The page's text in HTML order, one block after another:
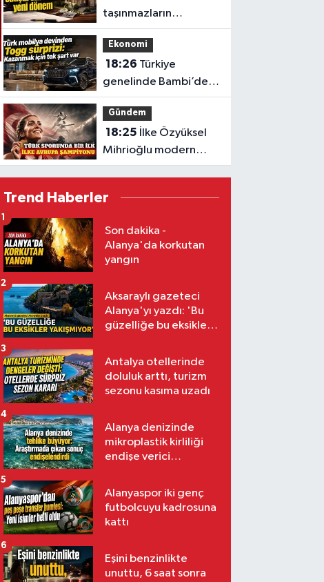
taşınmazların
satışında yeni dönem
Ekonomi
18:26
genelinde Bambi’den
41 Togg T10X çekilişi
Gündem
18:25
Mihrioğlu modern
pentatlonda Avrupa
Trend Haberler
Son dakika -
Alanya'da korkutan
yangın
1
Aksaraylı gazeteci
Alanya'yı yazdı: 'Bu
güzelliğe bu eksikler
2
Antalya otellerinde
doluluk arttı, turizm
sezonu kasıma uzadı
3
Alanya denizinde
mikroplastik kirliliği
endişe verici
4
Alanyaspor iki genç
futbolcuyu kadrosuna
kattı
5
Eşini benzinlikte
unuttu, 6 saat sonra
6